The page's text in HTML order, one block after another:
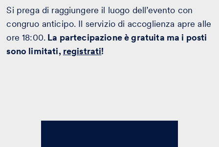
Si prega di raggiungere il luogo dell’evento con
congruo anticipo. Il servizio di accoglienza apre alle
ore 18:00. La partecipazione è gratuita ma i posti
sono limitati, registrati!